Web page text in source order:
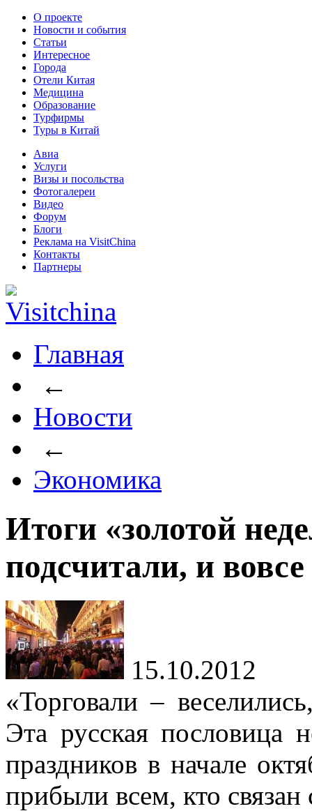
О проекте
Новости и события
Статьи
Интересное
Города
Отели Китая
Медицина
Образование
Турфирмы
Туры в Китай
Авиа
Услуги
Визы и посольства
Фотогалереи
Видео
Форум
Блоги
Реклама на VisitChina
Контакты
Партнеры
Главная
←
Новости
←
Экономика
Итоги «золотой
подсчитали, и
15.10.2012
«Торговали –
Эта русская пословица
праздников в начале
прибыли всем, кто связан